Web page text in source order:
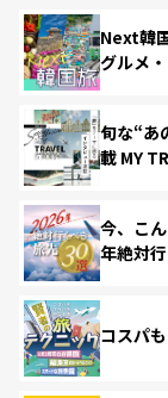
Next韓
グルメ
旬な“あ
載 MY
今、こ
年絶対
コスパ